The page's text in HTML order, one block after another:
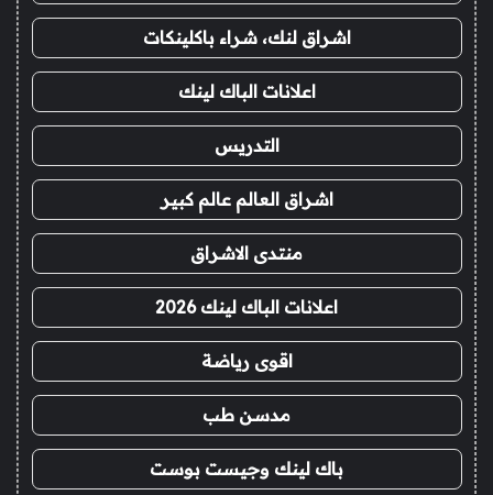
اشراق لنك، شراء باكلينكات
اعلانات الباك لينك
التدريس
اشراق العالم عالم كبير
منتدى الاشراق
اعلانات الباك لينك 2026
اقوى رياضة
مدسن طب
باك لينك وجيست بوست